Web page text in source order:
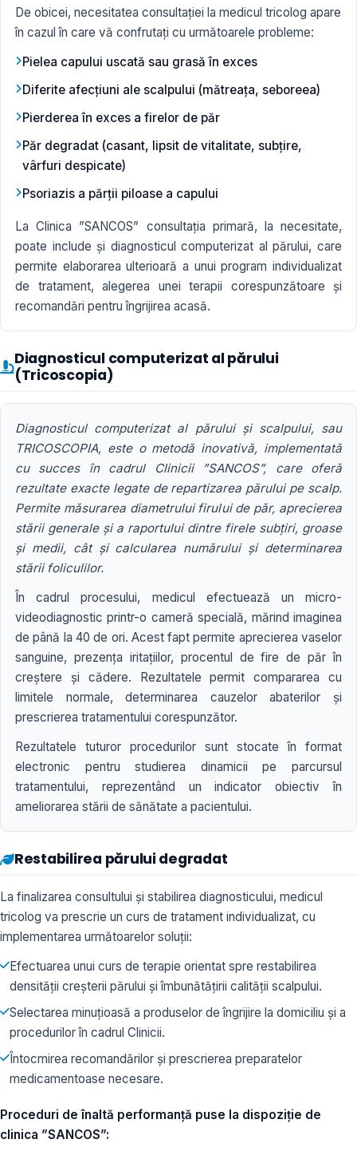
De obicei, necesitatea consultației la medicul tricolog apare
în cazul în care vă confrutați cu următoarele probleme:
Pielea capului uscată sau grasă în exces
Diferite afecțiuni ale scalpului (mătreața, seboreea)
Pierderea în exces a firelor de păr
Păr degradat (casant, lipsit de vitalitate, subțire,
vârfuri despicate)
Psoriazis a părţii piloase a capului
La Clinica ”SANCOS” consultația primară, la necesitate,
poate include și diagnosticul computerizat al părului, care
permite elaborarea ulterioară a unui program individualizat
de tratament, alegerea unei terapii corespunzătoare și
recomandări pentru îngrijirea acasă.
Diagnosticul computerizat al părului
(Tricoscopia)
Diagnosticul computerizat al părului și scalpului, sau
TRICOSCOPIA, este o metodă inovativă, implementată
cu succes în cadrul Clinicii ”SANCOS”, care oferă
rezultate exacte legate de repartizarea părului pe scalp.
Permite măsurarea diametrului firului de păr, aprecierea
stării generale și a raportului dintre firele subțiri, groase
și medii, cât și calcularea numărului și determinarea
stării foliculilor.
În cadrul procesului, medicul efectuează un micro-
videodiagnostic printr-o cameră specială, mărind imaginea
de până la 40 de ori. Acest fapt permite aprecierea vaselor
sanguine, prezența iritațiilor, procentul de fire de păr în
creștere și cădere. Rezultatele permit compararea cu
limitele normale, determinarea cauzelor abaterilor și
prescrierea tratamentului corespunzător.
Rezultatele tuturor procedurilor sunt stocate în format
electronic pentru studierea dinamicii pe parcursul
tratamentului, reprezentând un indicator obiectiv în
ameliorarea stării de sănătate a pacientului.
Restabilirea părului degradat
La finalizarea consultului și stabilirea diagnosticului, medicul
tricolog va prescrie un curs de tratament individualizat, cu
implementarea următoarelor soluții:
Efectuarea unui curs de terapie orientat spre restabilirea
densității creșterii părului și îmbunătățirii calității scalpului.
Selectarea minuțioasă a produselor de îngrijire la domiciliu și a
procedurilor în cadrul Clinicii.
Întocmirea recomandărilor și prescrierea preparatelor
medicamentoase necesare.
Proceduri de înaltă performanță puse la dispoziție de
clinica ”SANCOS”: